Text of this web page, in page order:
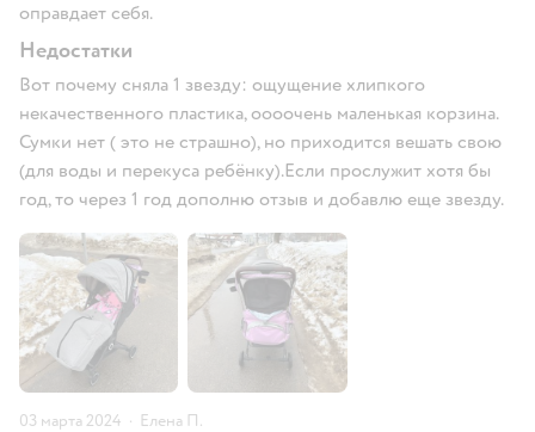
оправдает себя.
Недостатки
Вот почему сняла 1 звезду: ощущение хлипкого
некачественного пластика, оооочень маленькая корзина.
Сумки нет ( это не страшно), но приходится вешать свою
(для воды и перекуса ребёнку).Если прослужит хотя бы
год, то через 1 год дополню отзыв и добавлю еще звезду.
03 марта 2024 · Елена П.